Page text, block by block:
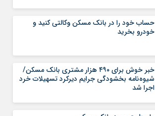
حساب خود را در بانک مسکن وکالتی کنید و
خودرو بخرید
خبر خوش برای ۴۹۰ هزار مشتری بانک مسکن/
شیوه‌نامه بخشودگی جرایم دیرکرد تسهیلات خرد
اجرا شد